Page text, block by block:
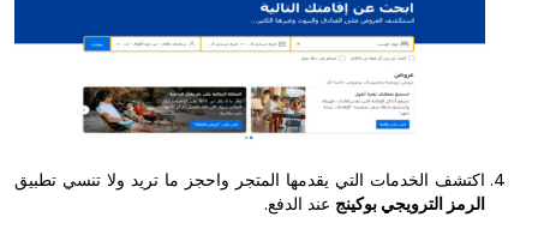
اكتشف الخدمات التي يقدمها المتجر واحجز ما تريد ولا تنسي تطبيق
الرمز الترويجي بوكينج عند الدفع.